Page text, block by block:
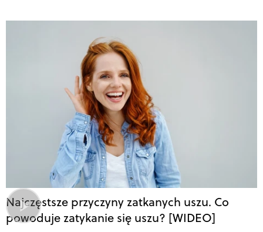
Najczęstsze przyczyny zatkanych uszu. Co
powoduje zatykanie się uszu? [WIDEO]